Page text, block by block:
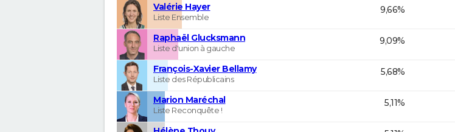
Valérie Hayer
Liste Ensemble
9,66%
Raphaël Glucksmann
Liste d'union à gauche
9,09%
François-Xavier Bellamy
Liste des Républicains
5,68%
Marion Maréchal
Liste Reconquête !
5,11%